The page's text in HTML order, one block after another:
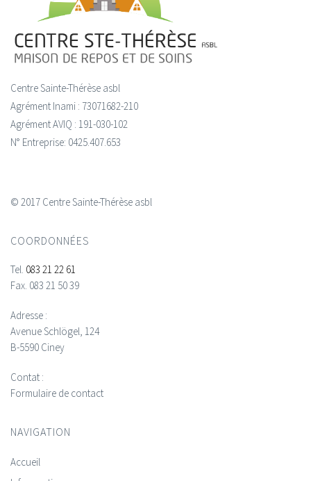
Centre Sainte-Thérèse asbl
Agrément Inami : 73071682-210
Agrément AVIQ : 191-030-102
N° Entreprise: 0425.407.653
© 2017 Centre Sainte-Thérèse asbl
COORDONNÉES
Tel. 083 21 22 61
Fax. 083 21 50 39
Adresse :
Avenue Schlögel, 124
B-5590 Ciney
Contat :
Formulaire de contact
NAVIGATION
Accueil